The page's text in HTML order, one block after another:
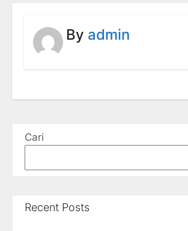
By admin
Cari
Recent Posts